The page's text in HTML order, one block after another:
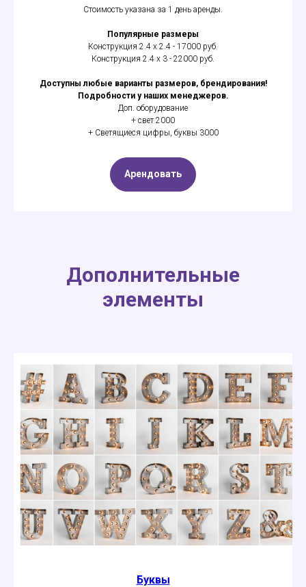
Стоимость указана за 1 день аренды.
Популярные размеры
Конструкция 2.4 х 2.4 - 17000 руб.
Конструкция 2.4 х 3 - 22000 руб.
Доступны любые варианты размеров, брендирования!
Подробности у наших менеджеров.
Доп. оборудование
+ свет 2000
+ Светящиеся цифры, буквы 3000
Арендовать
Дополнительные
элементы
Буквы